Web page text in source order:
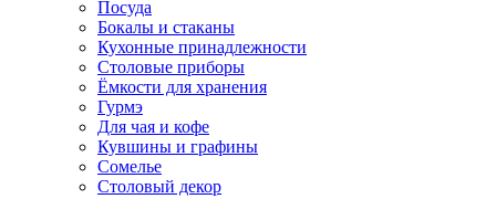
Посуда
Бокалы и стаканы
Кухонные принадлежности
Столовые приборы
Ëмкости для хранения
Гурмэ
Для чая и кофе
Кувшины и графины
Сомелье
Столовый декор